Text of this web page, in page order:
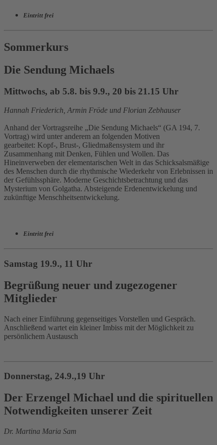
Eintritt frei
Sommerkurs
Die Sendung Michaels
Mittwochs, ab 5.8. bis 9.9., 20 bis 21.15 Uhr
Hannah Friederich, Armin Fröde und Florian Zebhauser
Anhand der Vortragsreihe „Die Sendung Michaels“ (GA 194, 7.
Vortrag) wird unter anderem an folgenden Motiven
gearbeitet: Kopf-, Brust-, Gliedmaßensystem und ihr
Zusammenhang mit Denken, Fühlen und Wollen. Das
Hineinverweben der elementarischen Welt in das Schicksalsmäßige
des Menschen durch die rhythmische Wiederkehr von Erlebnissen in
der Gefühlssphäre. Moderne Geschichtsbetrachtung und das
Mysterium von Golgatha. Absteigende Erdenentwickelung und
zukünftige Menschheitsentwickelung.
Eintritt frei
Samstag 19.9., 11 Uhr
Begrüßung neuer und zugezogener
Mitglieder
Nach einer Einführung gegenseitiges Vorstellen und Gespräch.
Anschließend wartet ein kleiner Imbiss mit der Möglichkeit zu
persönlichem Austausch
Donnerstag, 24.9.,19 Uhr
Der Erzengel Michael und die spirituellen
Notwendigkeiten unserer Zeit
Dr. Martina Maria Sam